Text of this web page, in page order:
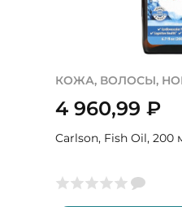
КОЖА, ВОЛОСЫ,
4 960,99 ₽
Carlson, Fish Oil,